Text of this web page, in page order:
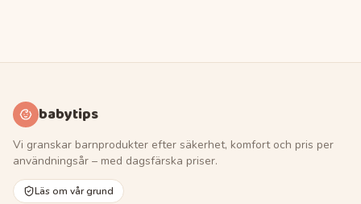
babytips
Vi granskar barnprodukter efter säkerhet, komfort och pris per
användningsår – med dagsfärska priser.
Läs om vår grund